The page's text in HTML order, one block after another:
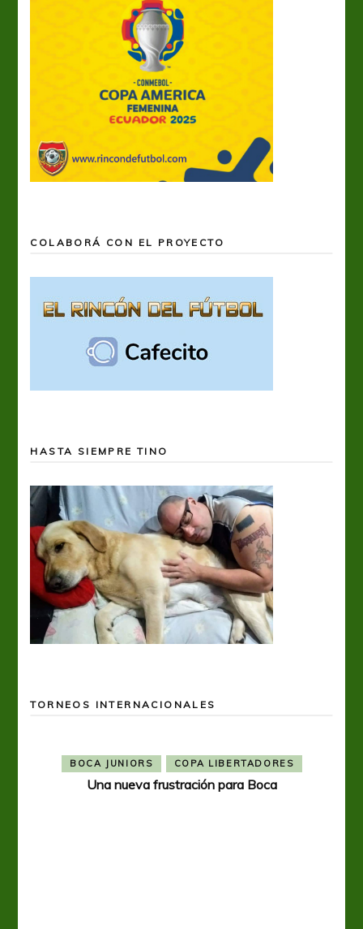
COLABORÁ CON EL PROYECTO
HASTA SIEMPRE TINO
TORNEOS INTERNACIONALES
BOCA JUNIORS COPA LIBERTADORES
Una nueva frustración para Boca